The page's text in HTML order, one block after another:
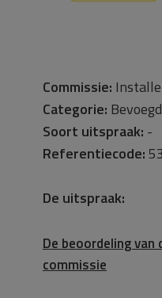
Commissie:
Categorie:
Soort uitspraak: -
Referentiecode:
De uitspraak:
De beoordeling van
commissie